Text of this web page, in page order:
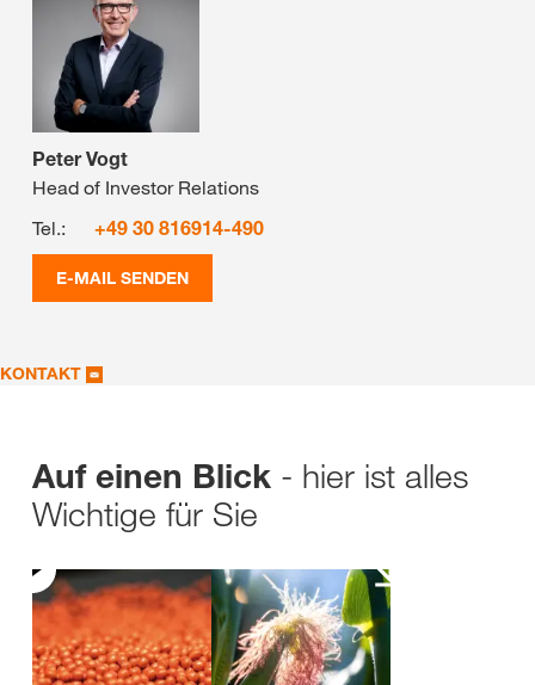
Peter Vogt
Head of Investor Relations
Tel.:
+49 30 816914-490
E-MAIL SENDEN
KONTAKT
Auf einen Blick - hier ist alles
Wichtige für Sie